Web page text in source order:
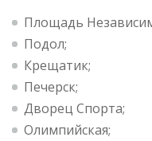
Площадь
Подол;
Крещатик;
Печерск;
Дворец Спорта;
Олимпийская;